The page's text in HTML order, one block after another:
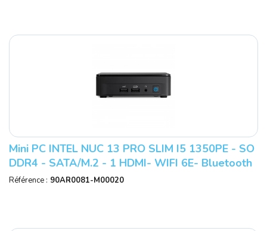
Mini PC INTEL NUC 13 PRO SLIM I5 1350PE - SO
DDR4 - SATA/M.2 - 1 HDMI- WIFI 6E- Bluetooth
- RJ45 Ref : RNUC13L5KV500000
Référence : 90AR0081-M00020